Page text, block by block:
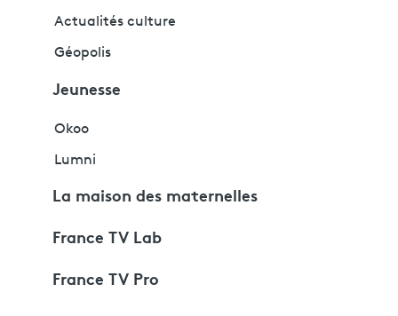
Actualités culture
Géopolis
Jeunesse
Okoo
Lumni
La maison des maternelles
France TV Lab
France TV Pro